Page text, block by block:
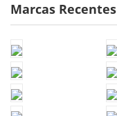
Marcas Recentes